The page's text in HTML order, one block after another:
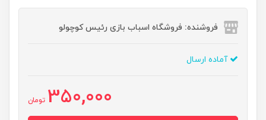
فروشنده: فروشگاه اسباب بازی رئیس کوچولو
آماده ارسال
350,000 تومان